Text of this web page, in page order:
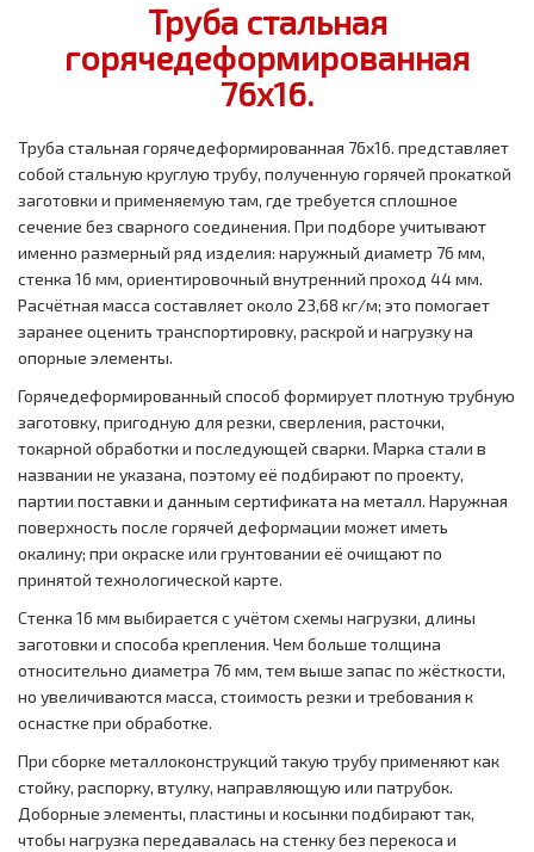
Труба стальная
горячедеформированная
76x16.
Труба стальная горячедеформированная 76x16. представляет
собой стальную круглую трубу, полученную горячей прокаткой
заготовки и применяемую там, где требуется сплошное
сечение без сварного соединения. При подборе учитывают
именно размерный ряд изделия: наружный диаметр 76 мм,
стенка 16 мм, ориентировочный внутренний проход 44 мм.
Расчётная масса составляет около 23,68 кг/м; это помогает
заранее оценить транспортировку, раскрой и нагрузку на
опорные элементы.
Горячедеформированный способ формирует плотную трубную
заготовку, пригодную для резки, сверления, расточки,
токарной обработки и последующей сварки. Марка стали в
названии не указана, поэтому её подбирают по проекту,
партии поставки и данным сертификата на металл. Наружная
поверхность после горячей деформации может иметь
окалину; при окраске или грунтовании её очищают по
принятой технологической карте.
Стенка 16 мм выбирается с учётом схемы нагрузки, длины
заготовки и способа крепления. Чем больше толщина
относительно диаметра 76 мм, тем выше запас по жёсткости,
но увеличиваются масса, стоимость резки и требования к
оснастке при обработке.
При сборке металлоконструкций такую трубу применяют как
стойку, распорку, втулку, направляющую или патрубок.
Доборные элементы, пластины и косынки подбирают так,
чтобы нагрузка передавалась на стенку без перекоса и